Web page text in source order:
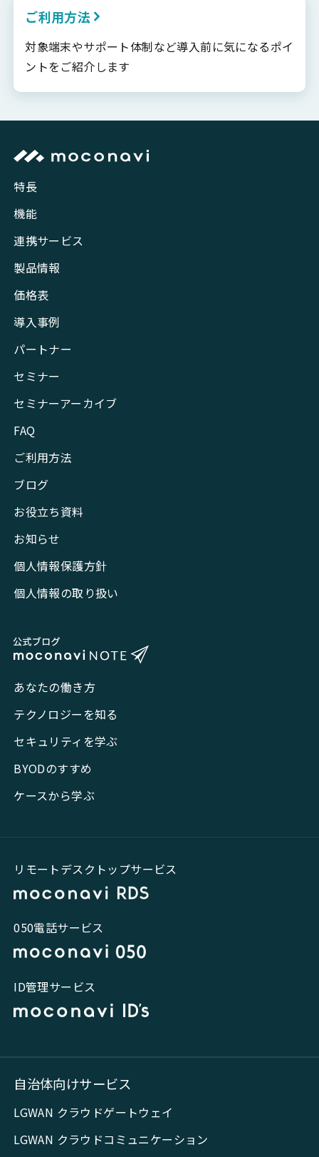
ご利用方法
対象端末やサポート体制など導入前に気になるポイ
ントをご紹介します
特長
機能
連携サービス
製品情報
価格表
導入事例
パートナー
セミナー
セミナーアーカイブ
FAQ
ご利用方法
ブログ
お役立ち資料
お知らせ
個人情報保護方針
個人情報の取り扱い
あなたの働き方
テクノロジーを知る
セキュリティを学ぶ
BYODのすすめ
ケースから学ぶ
リモートデスクトップサービス
050電話サービス
ID管理サービス
自治体向けサービス
LGWAN クラウドゲートウェイ
LGWAN クラウドコミュニケーション